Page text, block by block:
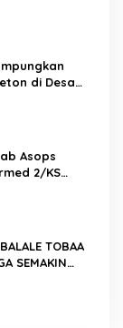
di Desa
Asops
2/KS
TOBAA
SEMAKIN